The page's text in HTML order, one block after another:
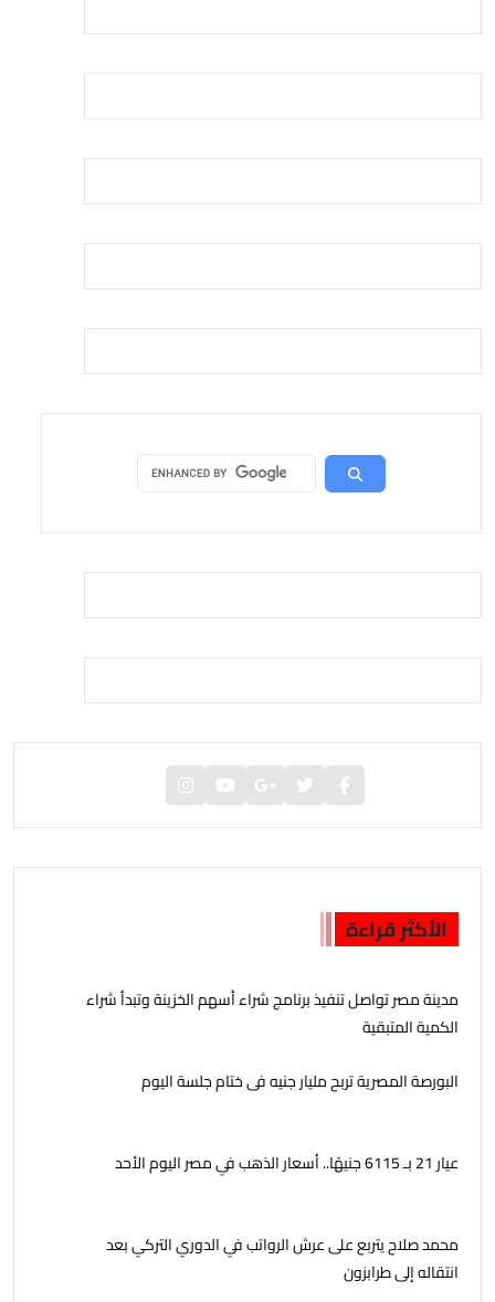
الأكثر قراءة
مدينة مصر تواصل تنفيذ برنامج شراء أسهم الخزينة وتبدأ شراء
الكمية المتبقية
البورصة المصرية تربح مليار جنيه فى ختام جلسة اليوم
عيار 21 بـ 6115 جنيهًا.. أسعار الذهب في مصر اليوم الأحد
محمد صلاح يتربع على عرش الرواتب في الدوري التركي بعد
انتقاله إلى طرابزون